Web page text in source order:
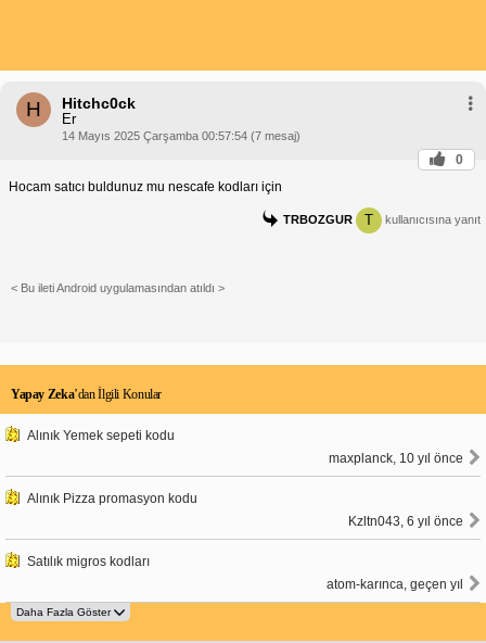
H Hitchc0ck
Er
14 Mayıs 2025 Çarşamba 00:57:54 (7 mesaj)
0
Hocam satıcı buldunuz mu nescafe kodları için
TRBOZGUR T kullanıcısına yanıt
< Bu ileti Android uygulamasından atıldı >
Yapay Zeka’dan İlgili Konular
Alınık Yemek sepeti kodu
maxplanck, 10 yıl önce
Alınık Pizza promasyon kodu
Kzltn043, 6 yıl önce
Satılık migros kodları
atom-karınca, geçen yıl